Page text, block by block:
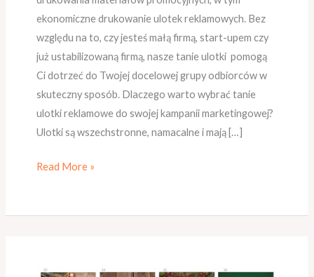
ekonomiczne drukowanie ulotek reklamowych. Bez
względu na to, czy jesteś małą firmą, start-upem czy
już ustabilizowaną firmą, nasze tanie ulotki pomogą
Ci dotrzeć do Twojej docelowej grupy odbiorców w
skuteczny sposób. Dlaczego warto wybrać tanie
ulotki reklamowe do swojej kampanii marketingowej?
Ulotki są wszechstronne, namacalne i mają […]
Read More »